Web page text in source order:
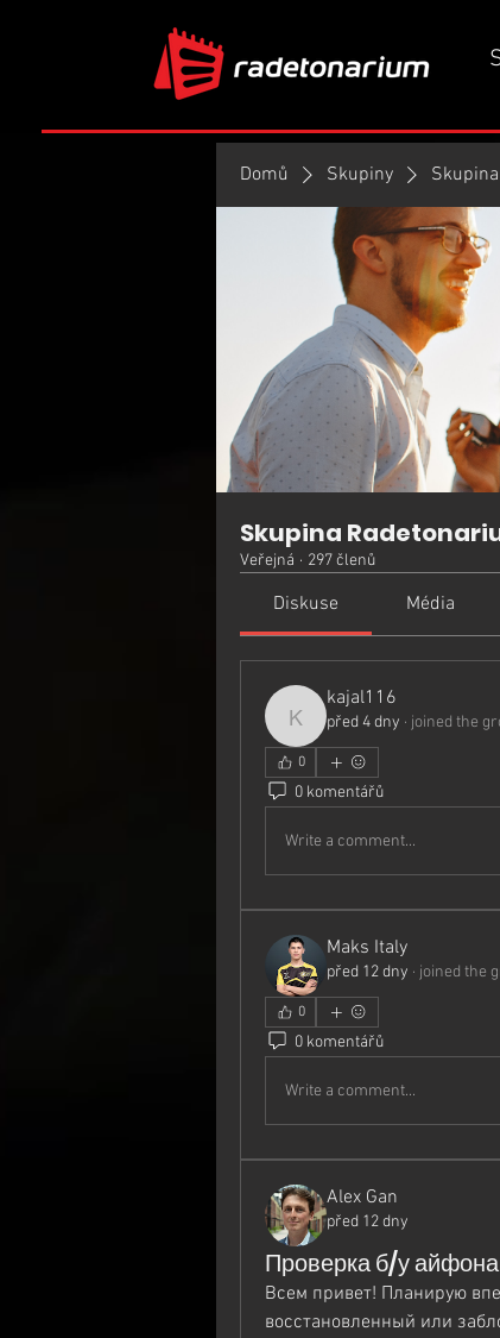
Domů Skupiny
Skupina
Veřejná · 297 členů
Diskuse Média
kajal116
kajal116
před 4 dny · joined the
0
0 komentářů
Write a comment...
Maks Italy
před 12 dny · joined the
0
0 komentářů
Write a comment...
Alex Gan
před 12 dny
Проверка б/у айфона
Всем привет! Планирую
восстановленный или